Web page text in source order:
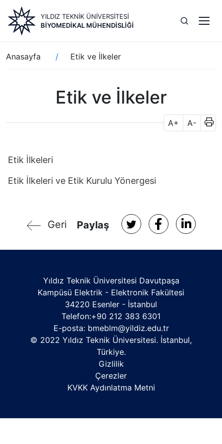
içeriğe
atla
YILDIZ TEKNİK ÜNİVERSİTESİ
BIYOMEDIKAL MÜHENDISLIĞI
Sayfa
yolu
Anasayfa Etik ve İlkeler
Etik ve İlkeler
A+ A-
Etik İlkeleri
Etik İlkeleri ve Etik Kurulu Yönergesi
Geri Paylaş
Yıldız Teknik Üniversitesi Davutpaşa
Kampüsü Elektrik - Elektronik Fakültesi
34220 Esenler - İstanbul
Telefon:+90 212 383 6301
E-posta: bmeblm@yildiz.edu.tr
© 2022 Yıldız Teknik Üniversitesi. İstanbul,
Türkiye.
Gizlilik
Çerezler
KVKK Aydınlatma Metni